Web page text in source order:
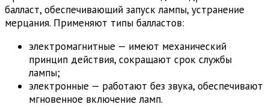
балласт, обеспечивающий запуск лампы, устранение
мерцания. Применяют типы балластов:
электромагнитные — имеют механический
принцип действия, сокращают срок службы
лампы;
электронные — работают без звука, обеспечивают
мгновенное включение ламп.